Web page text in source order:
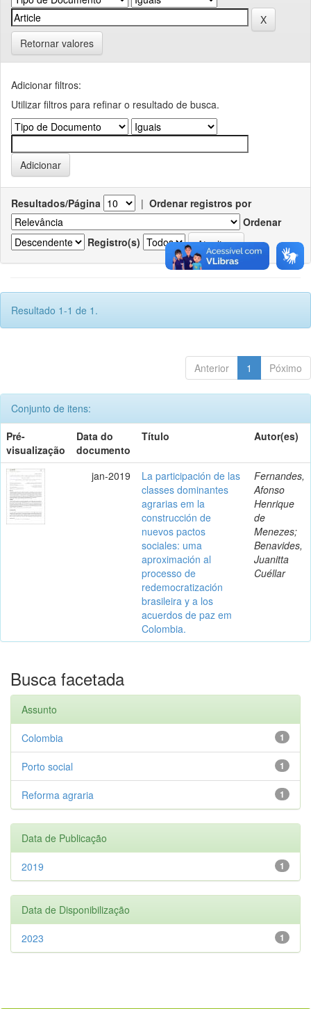
Retornar valores
Adicionar filtros:
Utilizar filtros para refinar o resultado de busca.
Resultados/Página | Ordenar registros por
Ordenar
Registro(s)
Resultado 1-1 de 1.
Anterior 1 Póximo
Conjunto de itens:
Pré-
visualização
Data do
documento
Título Autor(es)
jan-2019
La participación de las
classes dominantes
agrarias em la
construcción de
nuevos pactos
sociales: uma
aproximación al
processo de
redemocratización
brasileira y a los
acuerdos de paz em
Colombia.
Fernandes,
Afonso
Henrique
de
Menezes;
Benavides,
Juanitta
Cuéllar
Busca facetada
Assunto
1
Colombia
1
Porto social
1
Reforma agraria
Data de Publicação
1
2019
Data de Disponibilização
1
2023